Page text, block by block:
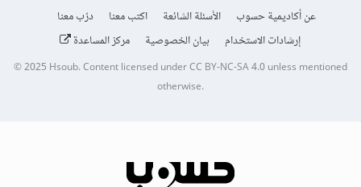
عن أكاديمية حسوب الأسئلة الشائعة اكتب معنا
درّب معنا
إرشادات الاستخدام
بيان الخصوصية مركز المساعدة
© 2025 Hsoub.Content licensed underCC BY-NC-SA 4.0unless mentioned
otherwise.